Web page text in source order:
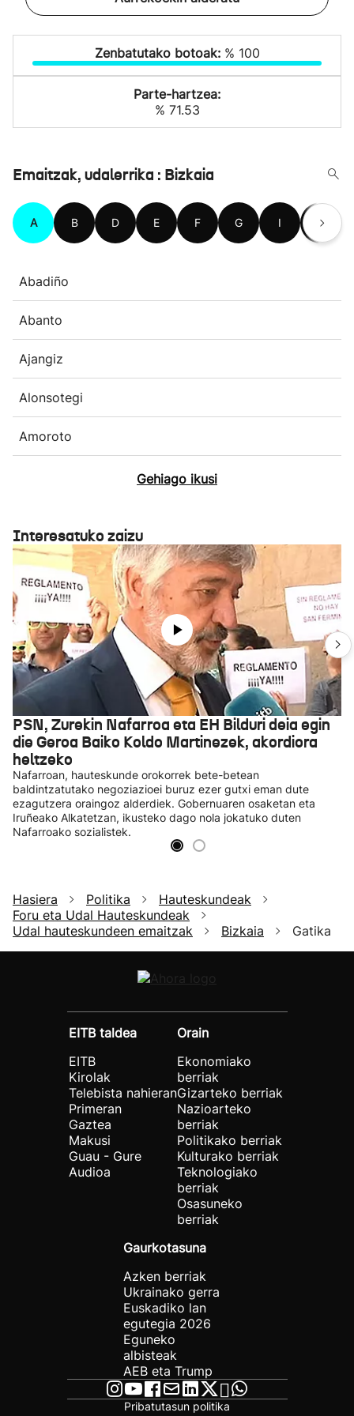
Zenbatutako botoak: % 100
Parte-hartzea:
% 71.53
Emaitzak, udalerrika : Bizkaia
A B D E F G I J
Abadiño
Abanto
Ajangiz
Alonsotegi
Amoroto
Gehiago ikusi
Interesatuko zaizu
PSN, Zurekin Nafarroa eta EH Bilduri deia egin
die Geroa Baiko Koldo Martinezek, akordiora
heltzeko
Nafarroan, hauteskunde orokorrek bete-betean
baldintzatutako negoziazioei buruz ezer gutxi eman dute
ezagutzera oraingoz alderdiek. Gobernuaren osaketan eta
Iruñeako Alkatetzan, ikusteko dago nola jokatuko duten
Nafarroako sozialistek.
Hasiera Politika
Hauteskundeak
Foru eta Udal Hauteskundeak
Udal hauteskundeen emaitzak
Bizkaia Gatika
EITB taldea
EITB
Kirolak
Telebista nahieran
Primeran
Gaztea
Makusi
Guau - Gure
Audioa
Orain
Ekonomiako
berriak
Gizarteko berriak
Nazioarteko
berriak
Politikako berriak
Kulturako berriak
Teknologiako
berriak
Osasuneko
berriak
Gaurkotasuna
Azken berriak
Ukrainako gerra
Euskadiko lan
egutegia 2026
Eguneko
albisteak
AEB eta Trump
Pribatutasun politika